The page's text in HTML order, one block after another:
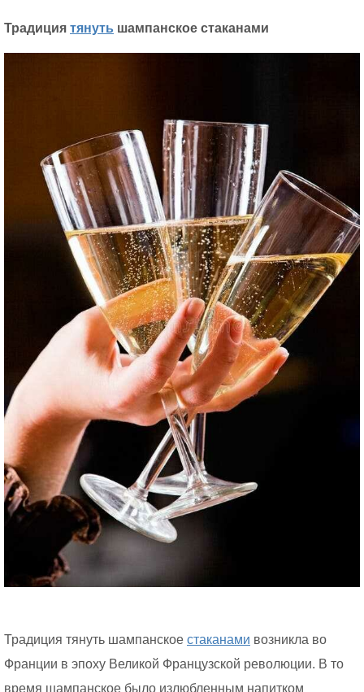
Традиция тянуть шампанское стаканами
Традиция тянуть шампанское стаканами возникла во
Франции в эпоху Великой Французской революции. В то
время шампанское было излюбленным напитком